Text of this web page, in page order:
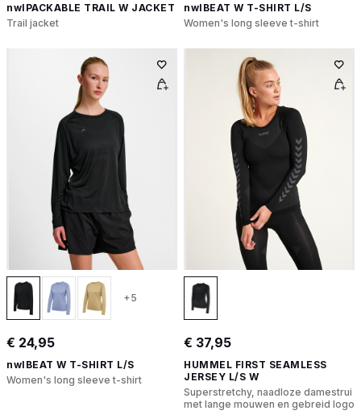
nwlPACKABLE TRAIL W JACKET
Trail jacket
nwlBEAT W T-SHIRT L/S
Women's long sleeve t-shirt
+5
€ 24,95
nwlBEAT W T-SHIRT L/S
Women's long sleeve t-shirt
€ 37,95
HUMMEL FIRST SEAMLESS
JERSEY L/S W
Superstretchy, naadloze damestrui
met lange mouwen en gebreid logo